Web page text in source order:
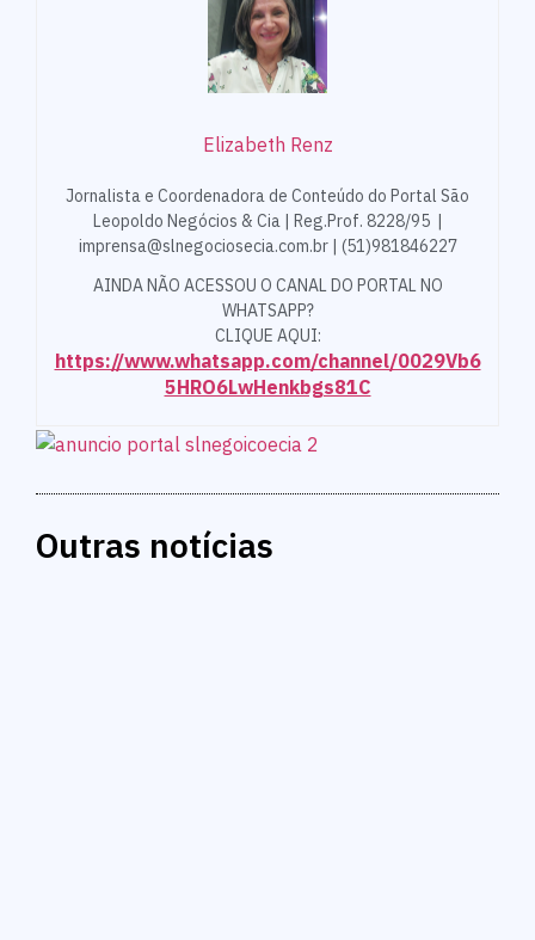
Elizabeth Renz
Jornalista e Coordenadora de Conteúdo do Portal São
Leopoldo Negócios & Cia | Reg.Prof. 8228/95 |
imprensa@slnegociosecia.com.br | (51)981846227
AINDA NÃO ACESSOU O CANAL DO PORTAL NO
WHATSAPP?
CLIQUE AQUI:
https://www.whatsapp.com/channel/0029Vb6
5HRO6LwHenkbgs81C
Outras notícias